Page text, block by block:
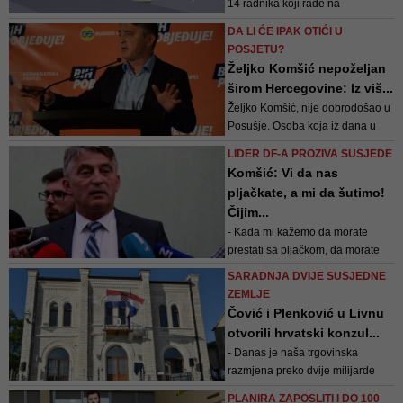
14 radnika koji rade na
najsavremenijim aparatima.
radnika, a u planu je i proširenje
proizvodne hale
DA LI ĆE IPAK OTIĆI U
POSJETU?
Željko Komšić nepoželjan
širom Hercegovine: Iz viš...
Željko Komšić, nije dobrodošao u
Posušje. Osoba koja iz dana u
svojom nacionalnosti ovisno o
trenutnim potrebama i koja je po
treći put bošnjačkim glasovima
uzurpirala mjesto hrvatskog člana
Preds...
LIDER DF-A PROZIVA SUSJEDE
Komšić: Vi da nas
pljačkate, a mi da šutimo!
Čijim...
- Kada mi kažemo da morate
prestati sa pljačkom, da morate
kažete da mi ne želimo dobre
kažemo da prestanete sa
korištenjem resursa Bosne i
Hercegovine, vi kažete da mi ne
želi...
SARADNJA DVIJE SUSJEDNE
ZEMLJE
Čović i Plenković u Livnu
otvorili hrvatski konzul...
- Danas je naša trgovinska
razmjena preko dvije milijarde
PLANIRA ZAPOSLITI I DO 100